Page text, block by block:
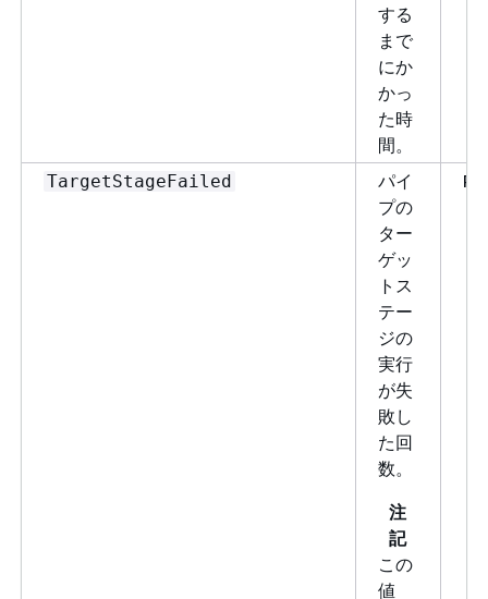
する
まで
にか
かっ
た時
間。
TargetStageFailed
パイ
プの
ター
ゲッ
トス
テー
ジの
実行
が失
敗し
た回
数。
注
記
この
値